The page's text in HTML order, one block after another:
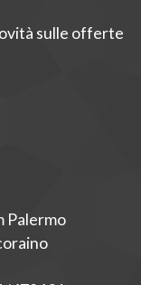
sulle offerte
Palermo